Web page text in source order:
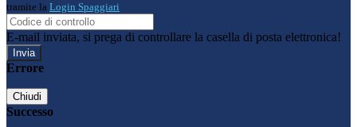
tramite la Login Spaggiari
E-mail inviata, si prega di controllare la casella di posta elettronica!
Errore
Chiudi
Successo